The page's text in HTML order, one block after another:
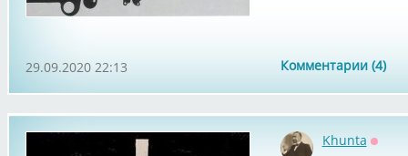
Комментарии (4)
29.09.2020 22:13
Khunta